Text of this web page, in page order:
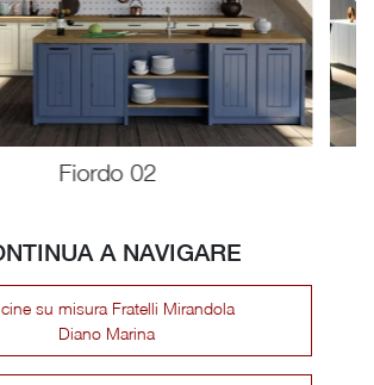
Fiordo 02
A NAVIGARE
su misura Fratelli Mirandola
Diano Marina